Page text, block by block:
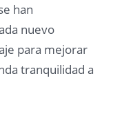
han
nuevo
para mejorar
tranquilidad a